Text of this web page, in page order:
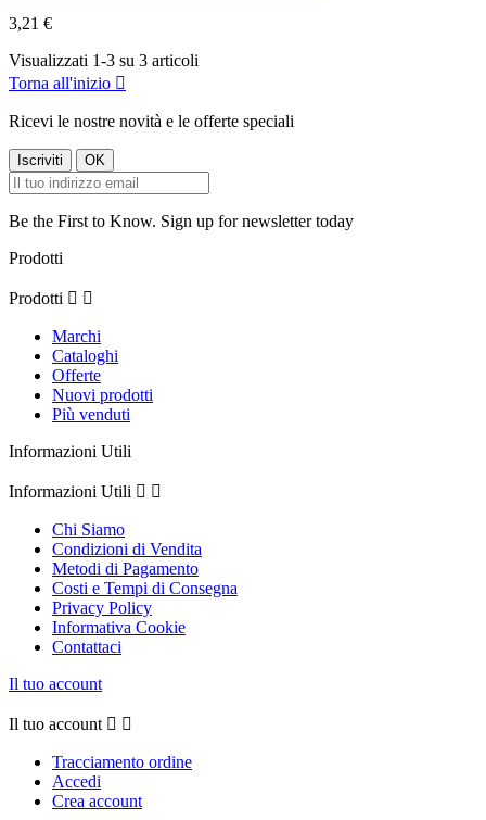
3,21 €
Visualizzati 1-3 su 3 articoli
Torna all'inizio 
Ricevi le nostre novità e le offerte speciali
Be the First to Know. Sign up for newsletter today
Prodotti
Prodotti  
Marchi
Cataloghi
Offerte
Nuovi prodotti
Più venduti
Informazioni Utili
Informazioni Utili  
Chi Siamo
Condizioni di Vendita
Metodi di Pagamento
Costi e Tempi di Consegna
Privacy Policy
Informativa Cookie
Contattaci
Il tuo account
Il tuo account  
Tracciamento ordine
Accedi
Crea account